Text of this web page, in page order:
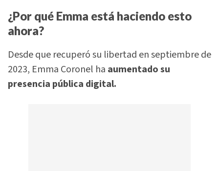
¿Por qué Emma está haciendo esto
ahora?
Desde que recuperó su libertad en septiembre de
2023, Emma Coronel ha aumentado su
presencia pública digital.